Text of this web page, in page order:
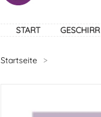
START GESCHIRR
Startseite >